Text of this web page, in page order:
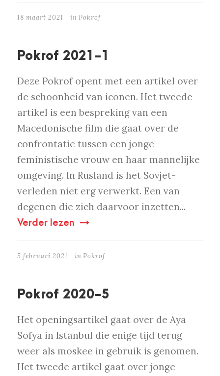
18 maart 2021 in Pokrof
Pokrof 2021-1
Deze Pokrof opent met een artikel over
de schoonheid van iconen. Het tweede
artikel is een bespreking van een
Macedonische film die gaat over de
confrontatie tussen een jonge
feministische vrouw en haar mannelijke
omgeving. In Rusland is het Sovjet-
verleden niet erg verwerkt. Een van
degenen die zich daarvoor inzetten...
Verder lezen
5 februari 2021 in Pokrof
Pokrof 2020-5
Het openingsartikel gaat over de Aya
Sofya in Istanbul die enige tijd terug
weer als moskee in gebruik is genomen.
Het tweede artikel gaat over jonge